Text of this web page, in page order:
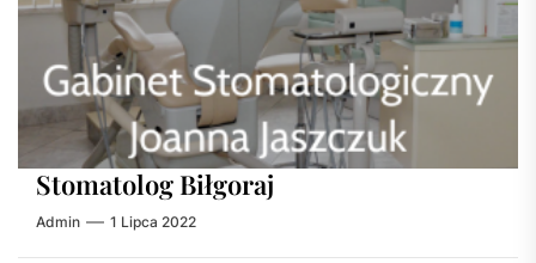
Stomatolog Biłgoraj
Admin 1 Lipca 2022